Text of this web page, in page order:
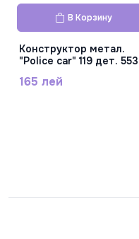
В Корзину
Конструктор метал.
"Police car" 119 дет. 553
165 лей